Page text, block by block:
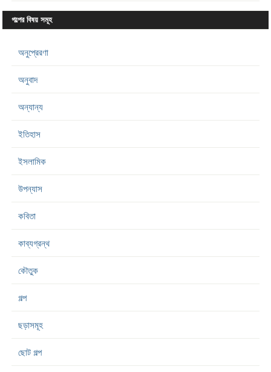
গল্পের বিষয় সমূহ
অনুপ্রেরণা
অনুবাদ
অন্যান্য
ইতিহাস
ইসলামিক
উপন্যাস
কবিতা
কাব্যগ্রন্থ
কৌতুক
গল্প
ছড়াসমূহ
ছোট গল্প